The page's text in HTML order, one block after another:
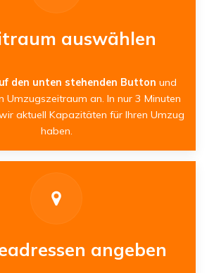
auswählen
den unten stehenden Button und
Umzugszeitraum an. In nur 3 Minuten
aktuell Kapazitäten für Ihren Umzug
haben.
angeben